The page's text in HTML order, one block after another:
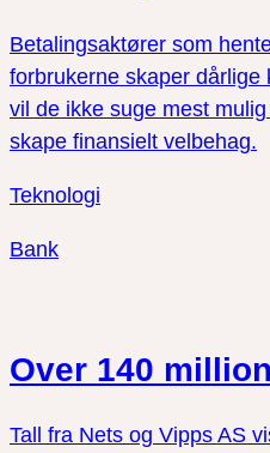
Betalingsaktører som
forbrukerne skaper dårlige
vil de ikke suge mest
skape finansielt velbehag.
Teknologi
Bank
Over 140
Tall fra Nets og Vipps AS